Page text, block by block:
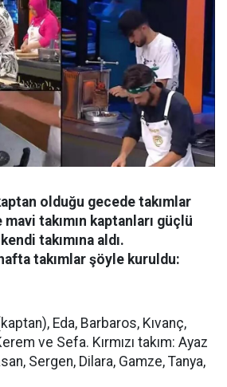
olduğu gecede takımlar
mavi takımın kaptanları güçlü
takımına aldı.
takımlar şöyle kuruldu:
Eda, Barbaros, Kıvanç,
ve Sefa. Kırmızı takım: Ayaz
Sergen, Dilara, Gamze, Tanya,